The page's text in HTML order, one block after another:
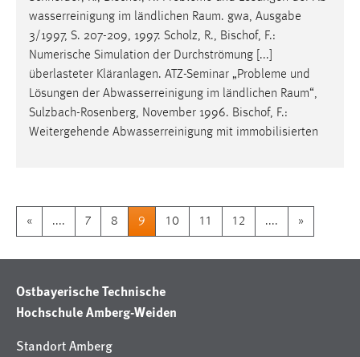
was­ser­reinigung im ländlichen Raum. gwa, Ausgabe
3/1997, S. 207-209, 1997. Scholz, R., Bischof, F.:
Numerische Simulation der Durchströmung [...]
überlasteter Kläranlagen. ATZ-Seminar „Probleme und
Lösungen der Abwasserreinigung im länd­lichen Raum“,
Sulzbach-Rosenberg, November 1996. Bischof, F.:
Weitergehende Abwasserreinigung mit im­mo­bi­li­sier­ten
« .... 7 8 9 10 11 12 .... »
Ostbayerische Technische
Hochschule Amberg-Weiden
Standort Amberg